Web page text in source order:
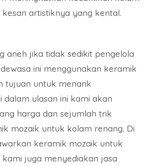
artistiknya yang kental.
aneh jika tidak sedikit pengelola
ini menggunakan keramik
tujuan untuk menarik
dalam ulasan ini kami akan
harga dan sejumlah trik
mozaik untuk kolam renang. Di
keramik mozaik untuk
juga menyediakan jasa